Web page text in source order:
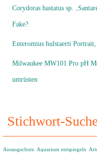
Corydoras hastatus sp.
Fake?
Enteromius hulstaerti
Milwaukee MW101 Pro pH
umrüsten
Stichwort-
Ansaugschutz Aquarium entspiegeln